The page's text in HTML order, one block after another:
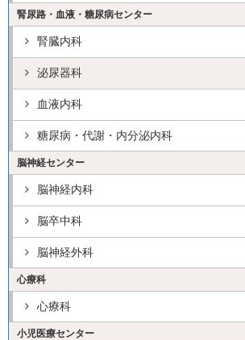
腎尿路・血液・糖尿病センター
腎臓内科
泌尿器科
血液内科
糖尿病・代謝・内分泌内科
脳神経センター
脳神経内科
脳卒中科
脳神経外科
心療科
心療科
小児医療センター